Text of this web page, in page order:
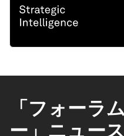
「フォーラ
ー」ニュー